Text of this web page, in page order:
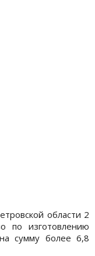
области 2
по изготовлению
на сумму более 6,8